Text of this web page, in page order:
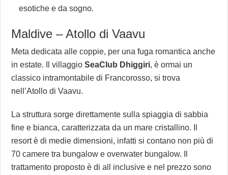
esotiche e da sogno.
Maldive – Atollo di Vaavu
Meta dedicata alle coppie, per una fuga romantica anche
in estate. Il villaggioSeaClub Dhiggiri, è ormai un
classico intramontabile di Francorosso, si trova
nell’Atollo di Vaavu.
La struttura sorge direttamente sulla spiaggia di sabbia
fine e bianca, caratterizzata da un mare cristallino. Il
resort è di medie dimensioni, infatti si contano non più di
70 camere tra bungalow e overwater bungalow. Il
trattamento proposto è di all inclusive e nel prezzo sono